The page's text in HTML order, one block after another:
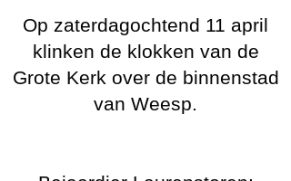
Op zaterdagochtend 11 april
klinken de klokken van de
Grote Kerk over de binnenstad
van Weesp.